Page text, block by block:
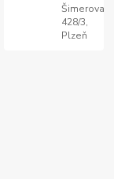
Šimerova
428/3,
Plzeň